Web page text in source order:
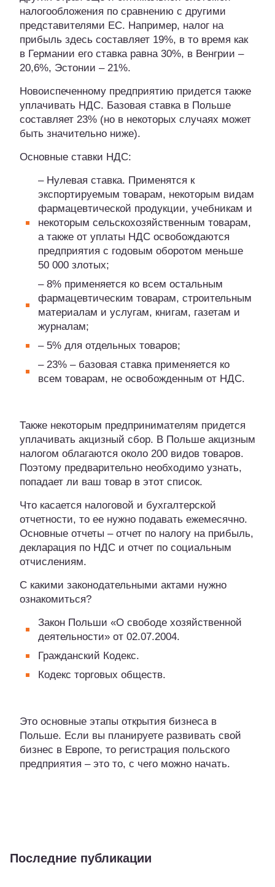
налогообложения по сравнению с другими
представителями ЕС. Например, налог на
прибыль здесь составляет 19%, в то время как
в Германии его ставка равна 30%, в Венгрии –
20,6%, Эстонии – 21%.
Новоиспеченному предприятию придется также
уплачивать НДС. Базовая ставка в Польше
составляет 23% (но в некоторых случаях может
быть значительно ниже).
Основные ставки НДС:
– Нулевая ставка. Применятся к
экспортируемым товарам, некоторым видам
фармацевтической продукции, учебникам и
некоторым сельскохозяйственным товарам,
а также от уплаты НДС освобождаются
предприятия с годовым оборотом меньше
50 000 злотых;
– 8% применяется ко всем остальным
фармацевтическим товарам, строительным
материалам и услугам, книгам, газетам и
журналам;
– 5% для отдельных товаров;
– 23% – базовая ставка применяется ко
всем товарам, не освобожденным от НДС.
Также некоторым предпринимателям придется
уплачивать акцизный сбор. В Польше акцизным
налогом облагаются около 200 видов товаров.
Поэтому предварительно необходимо узнать,
попадает ли ваш товар в этот список.
Что касается налоговой и бухгалтерской
отчетности, то ее нужно подавать ежемесячно.
Основные отчеты – отчет по налогу на прибыль,
декларация по НДС и отчет по социальным
отчислениям.
С какими законодательными актами нужно
ознакомиться?
Закон Польши «О свободе хозяйственной
деятельности» от 02.07.2004.
Гражданский Кодекс.
Кодекс торговых обществ.
Это основные этапы открытия бизнеса в
Польше. Если вы планируете развивать свой
бизнес в Европе, то регистрация польского
предприятия – это то, с чего можно начать.
Последние публикации